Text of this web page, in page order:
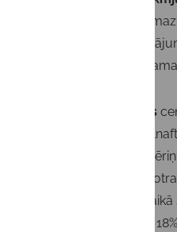
likmes
neviena
Degvielas
BRENT
naftas
ieguvi no
mēneša
nepilniem